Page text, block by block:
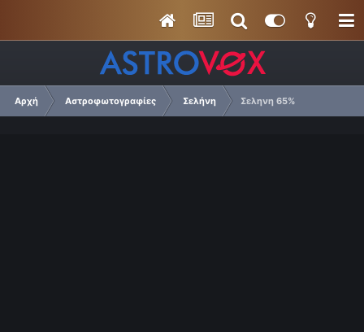
Αρχή Αστροφωτογραφίες Σελήνη Σεληνη 65%